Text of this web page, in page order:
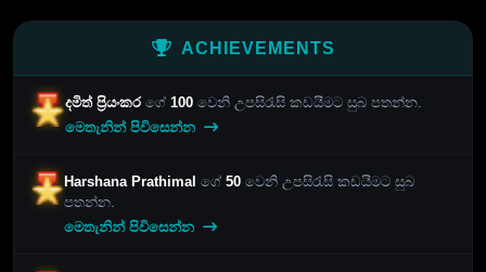
ACHIEVEMENTS
දමිත් ප්‍රියංකර ගේ 100 වෙනි උපසිරැසි කඩයීමට සුබ පතන්න.
මෙතැනින් පිවිසෙන්න
Harshana Prathimal ගේ 50වෙනි උපසිරැසි කඩයීමට සුබ
පතන්න.
මෙතැනින් පිවිසෙන්න